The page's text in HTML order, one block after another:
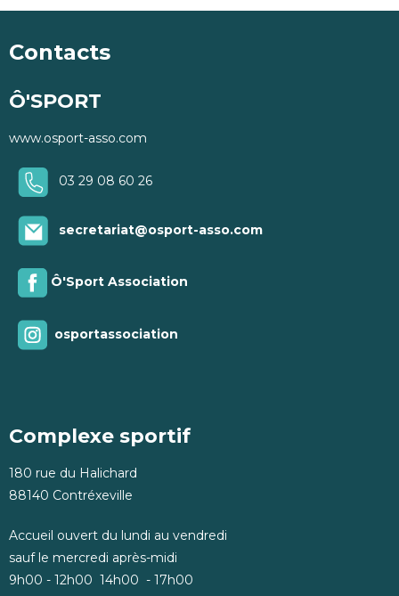
Contacts
Ô'SPORT
www.osport-asso.com
03 29 08 60 26
secretariat@osport-asso.com
Ô'Sport Association
osportassociation
Complexe sportif
180 rue du Halichard
88140 Contréxeville
Accueil ouvert du lundi au vendredi
sauf le mercredi après-midi
9h00 - 12h00 14h00 - 17h00